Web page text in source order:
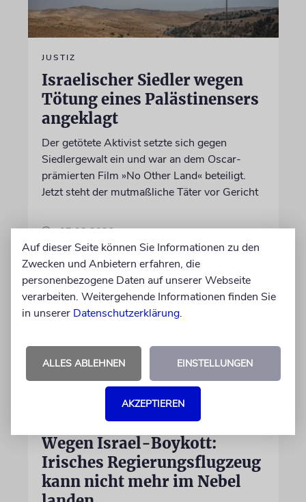
JUSTIZ
Israelischer Siedler wegen
Tötung eines Palästinensers
angeklagt
Der getötete Aktivist setzte sich gegen
Siedlergewalt ein und war an dem Oscar-
prämierten Film »No Other Land« beteiligt.
Jetzt steht der mutmaßliche Täter vor Gericht
07.08.2026
Wegen Israel-Boykott:
Irisches Regierungsflugzeug
kann nicht mehr im Nebel
Auf dieser Seite können Sie Informationen zu den
Zwecken und Anbietern erfahren, die
personenbezogene Daten auf unserer Webseite
verarbeiten. Weitergehende Informationen finden Sie
in unserer Datenschutzerklärung.
ALLES ABLEHNEN EINSTELLUNGEN
AKZEPTIEREN